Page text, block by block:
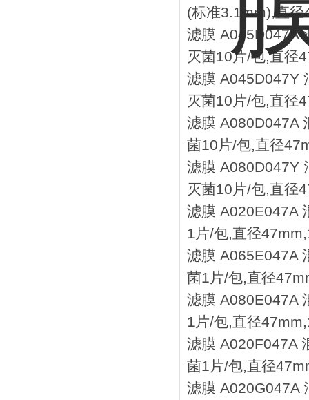
(标准3.1mm),直
滤膜 A045D047A
灭菌10片/包,直径
滤膜 A045D047Y
灭菌10片/包,直径
滤膜 A080D047A
菌10片/包,直径
滤膜 A080D047Y
灭菌10片/包,直径
滤膜 A020E047A
1片/包,直径
滤膜 A065E047A
菌1片/包,直径
滤膜 A080E047A
1片/包,直径
滤膜 A020F047A
菌1片/包,直径
滤膜 A020G047A